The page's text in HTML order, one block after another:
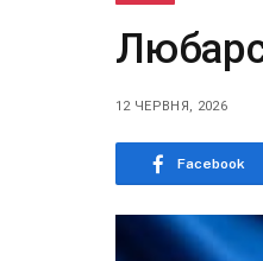
12 ЧЕРВНЯ, 2026
Facebook